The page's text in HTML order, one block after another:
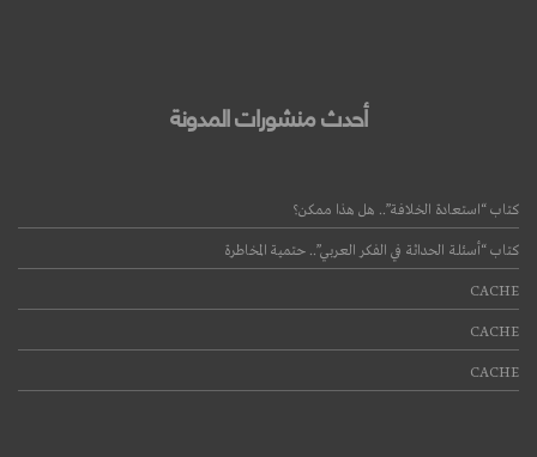
أحدث منشورات المدونة
كتاب “استعادة الخلافة”.. هل هذا ممكن؟
كتاب “أسئلة الحداثة في الفكر العربي”.. حتمية المخاطرة
CACHE
CACHE
CACHE